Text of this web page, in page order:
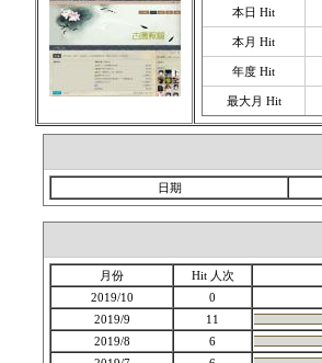
本日 Hit
本月 Hit
年度 Hit
最大月 Hit
日期
月份
Hit 人次
2019/10
0
2019/9
11
2019/8
6